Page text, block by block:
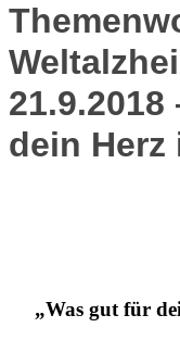
dein
„Was gut für